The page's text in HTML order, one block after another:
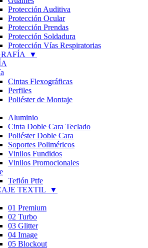
Protección Auditiva
Protección Ocular
Protección Prendas
Protección Soldadura
Protección Vías Respiratorias
▼
Cintas Flexográficas
Perfiles
Poliéster de Montaje
Aluminio
Cinta Doble Cara Teclado
Poliéster Doble Cara
Soportes Poliméricos
Vinilos Fundidos
Vinilos Promocionales
Teflón Ptfe
TEXTIL
▼
01 Premium
02 Turbo
03 Glitter
04 Image
05 Blockout